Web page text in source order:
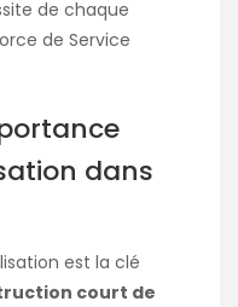
de chaque
de Service
dans
est la clé
court de